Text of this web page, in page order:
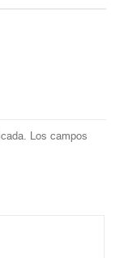
Los campos